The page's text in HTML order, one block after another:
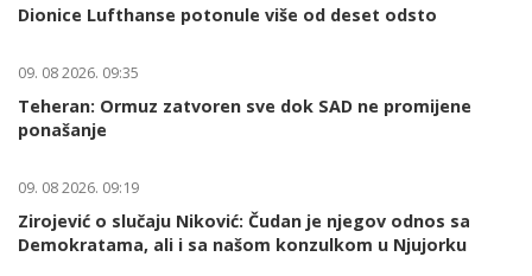
Dionice Lufthanse potonule više od deset odsto
09. 08 2026. 09:35
Teheran: Ormuz zatvoren sve dok SAD ne promijene
ponašanje
09. 08 2026. 09:19
Zirojević o slučaju Niković: Čudan je njegov odnos sa
Demokratama, ali i sa našom konzulkom u Njujorku